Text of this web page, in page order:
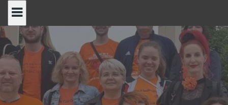
Skip
content